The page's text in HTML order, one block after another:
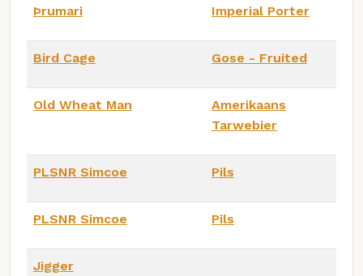
Þrumari Imperial Porter
Bird Cage Gose - Fruited
Old Wheat Man
Amerikaans
Tarwebier
PLSNR Simcoe Pils
PLSNR Simcoe Pils
Jigger